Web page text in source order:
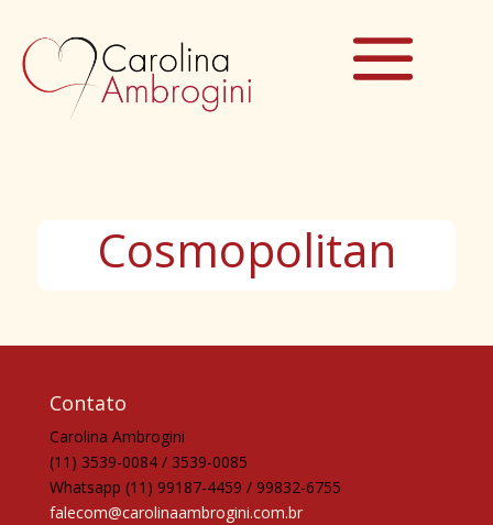
Cosmopolitan
Contato
Carolina Ambrogini
(11) 3539-0084 / 3539-0085
Whatsapp (11) 99187-4459 / 99832-6755
falecom@carolinaambrogini.com.br